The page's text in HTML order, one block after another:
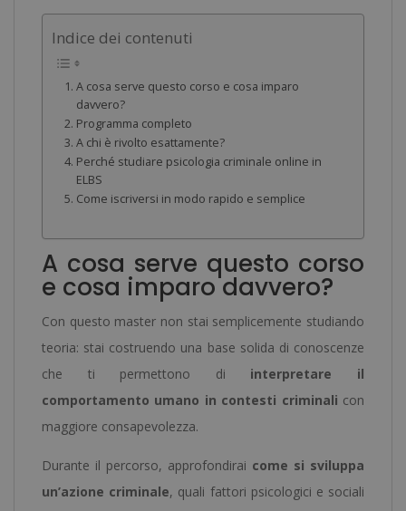
Indice dei contenuti
A cosa serve questo corso e cosa imparo
davvero?
Programma completo
A chi è rivolto esattamente?
Perché studiare psicologia criminale online in
ELBS
Come iscriversi in modo rapido e semplice
A cosa serve questo corso
e cosa imparo davvero?
Con questo master non stai semplicemente studiando
teoria: stai costruendo una base solida di conoscenze
che ti permettono di interpretare il
comportamento umano in contesti criminali con
maggiore consapevolezza.
Durante il percorso, approfondirai come si sviluppa
un’azione criminale, quali fattori psicologici e sociali